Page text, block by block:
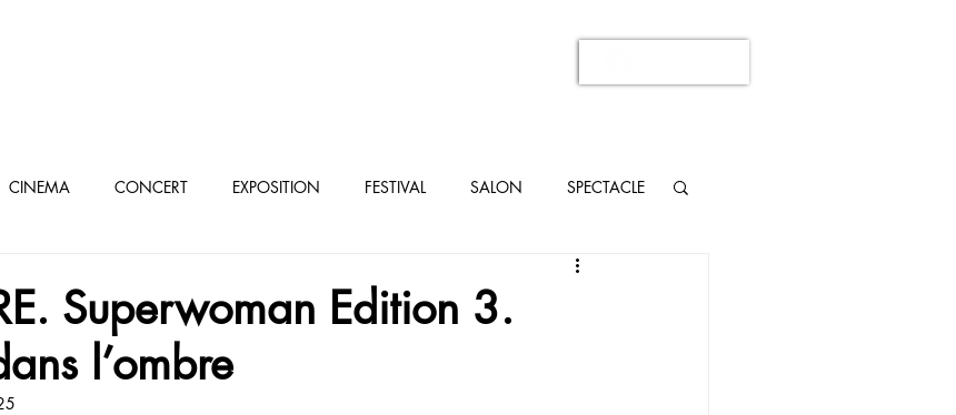
CINEMA CONCERT EXPOSITION FESTIVAL SALON SPECTACLE
Superwoman Edition 3.
l’ombre